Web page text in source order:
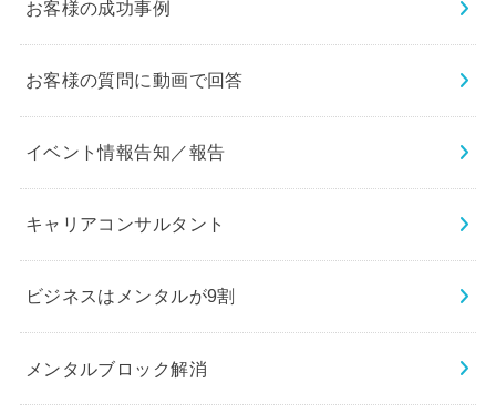
お客様の成功事例
お客様の質問に動画で回答
イベント情報告知／報告
キャリアコンサルタント
ビジネスはメンタルが9割
メンタルブロック解消